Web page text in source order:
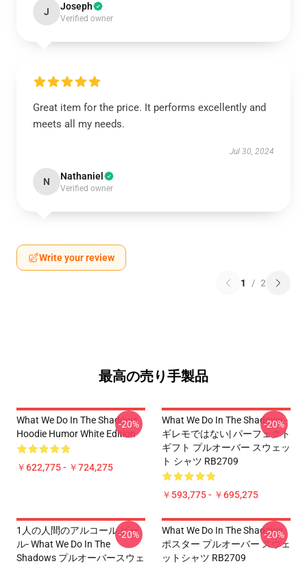
J Joseph
Verified owner
Great item for the price. It performs excellently and
meets all my needs.
Jul 30, 2024
N Nathaniel
Verified owner
Write your review
1 / 2
最高の売り手製品
What We Do In The Shadows
Hoodie Humor White Edition
￥622,775 - ￥724,275
-20%
What We Do In The Shadows -
ギレモではない| パーフェクト
ギフト プルオーバー スウェッ
ト シャツ RB2709
￥593,775 - ￥695,275
-20%
1人の人間のアルコール ビー
ル- What We Do In The
Shadows プルオーバースウェ
-20%
What We Do In The Shadows
ポスター プルオーバー スウェ
ットシャツ RB2709
-20%